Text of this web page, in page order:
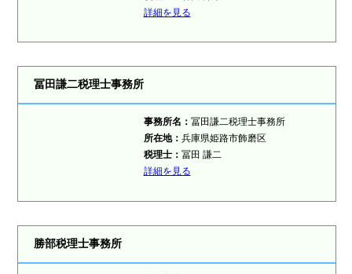
詳細を見る
冨田謙二税理士事務所
事務所名： 冨田謙二税理士事務所
所在地： 兵庫県姫路市飾磨区
税理士： 冨田 謙二
詳細を見る
勝部税理士事務所